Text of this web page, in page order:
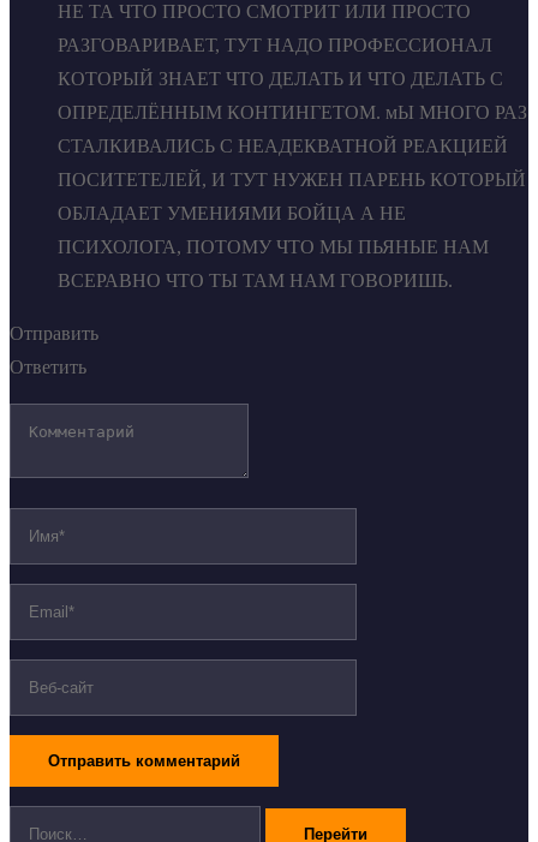
НЕ ТА ЧТО ПРОСТО СМОТРИТ ИЛИ ПРОСТО
РАЗГОВАРИВАЕТ, ТУТ НАДО ПРОФЕССИОНАЛ
КОТОРЫЙ ЗНАЕТ ЧТО ДЕЛАТЬ И ЧТО ДЕЛАТЬ С
ОПРЕДЕЛЁННЫМ КОНТИНГЕТОМ. мЫ МНОГО РАЗ
СТАЛКИВАЛИСЬ С НЕАДЕКВАТНОЙ РЕАКЦИЕЙ
ПОСИТЕТЕЛЕЙ, И ТУТ НУЖЕН ПАРЕНЬ КОТОРЫЙ
ОБЛАДАЕТ УМЕНИЯМИ БОЙЦА А НЕ
ПСИХОЛОГА, ПОТОМУ ЧТО МЫ ПЬЯНЫЕ НАМ
ВСЕРАВНО ЧТО ТЫ ТАМ НАМ ГОВОРИШЬ.
Отправить
Ответить